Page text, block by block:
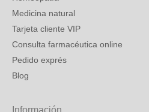
Medicina natural
Tarjeta cliente VIP
Consulta farmacéutica online
Pedido exprés
Blog